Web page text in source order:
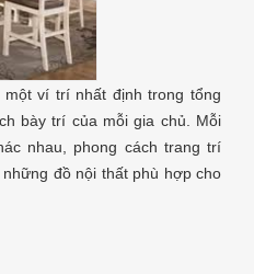
ví trí nhất định trong tổng
bày trí của mỗi gia chủ. Mỗi
nhau, phong cách trang trí
đồ nội thất phù hợp cho